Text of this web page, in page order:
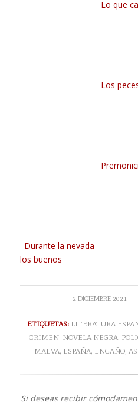
Lo que
Los
Durante la nevada
los buenos
2 DICIEMBRE 2021
/
ETIQUETAS: LITERATURA
CRIMEN, NOVELA NEGRA,
MAEVA, ESPAÑA, ENGAÑO,
Si deseas recibir